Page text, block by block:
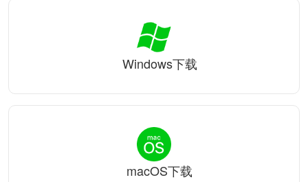
Windows下载
macOS下载